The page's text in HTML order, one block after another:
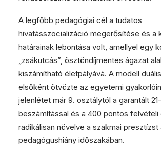
A legfőbb pedagógiai cél a tudatos
hivatásszocializáció megerősítése és a
határainak lebontása volt, amellyel egy
„zsákutcás”, ösztöndíjmentes ágazat
kiszámítható életpályává. A modell
elsőként ötvözte az egyetemi
jelenlétet már 9. osztálytól a garantált
beszámítással és a 400 pontos felvételi
radikálisan növelve a szakmai presztízst
pedagógushiány időszakában.